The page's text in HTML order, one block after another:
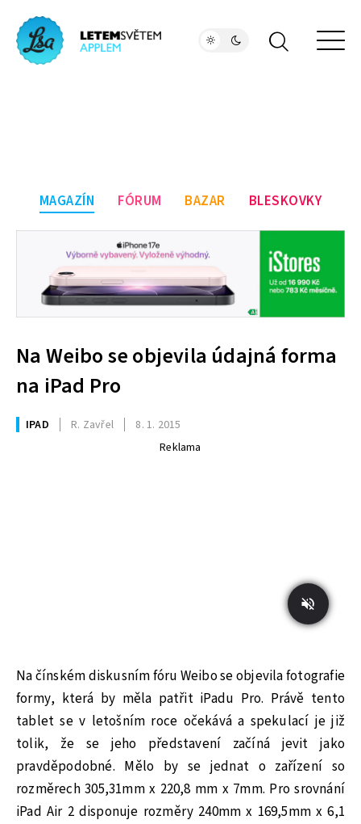
MAGAZÍN FÓRUM BAZAR BLESKOVKY
Na Weibo se objevila údajná forma
na iPad Pro
IPAD R. Zavřel
8. 1. 2015
Reklama
Na čínském diskusním fóru Weibo se objevila fotografie
formy, která by měla patřit iPadu Pro. Právě tento
tablet se v letošním roce očekává a spekulací je již
tolik, že se jeho představení začíná jevit jako
pravděpodobné. Mělo by se jednat o zařízení so
rozměrech 305,31mm x 220,8 mm x 7mm. Pro srovnání
iPad Air 2 disponuje rozměry 240mm x 169,5mm x 6,1